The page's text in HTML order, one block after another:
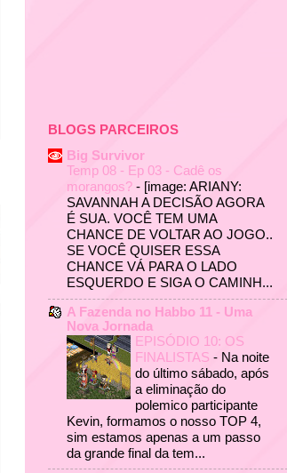
BLOGS PARCEIROS
Big Survivor
Temp 08 - Ep 03 - Cadê os
morangos? - [image: ARIANY:
SAVANNAH A DECISÃO AGORA
É SUA. VOCÊ TEM UMA
CHANCE DE VOLTAR AO JOGO..
SE VOCÊ QUISER ESSA
CHANCE VÁ PARA O LADO
ESQUERDO E SIGA O CAMINH...
A Fazenda no Habbo 11 - Uma
Nova Jornada
EPISÓDIO 10: OS
FINALISTAS - Na noite
do último sábado, após
a eliminação do
polemico participante
Kevin, formamos o nosso TOP 4,
sim estamos apenas a um passo
da grande final da tem...